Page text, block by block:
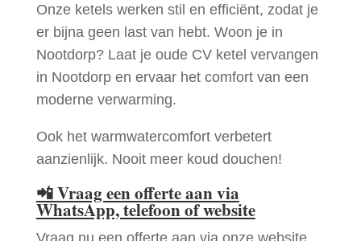
Onze ketels werken stil en efficiënt, zodat je
er bijna geen last van hebt. Woon je in
Nootdorp? Laat je oude CV ketel vervangen
in Nootdorp en ervaar het comfort van een
moderne verwarming.
Ook het warmwatercomfort verbetert
aanzienlijk. Nooit meer koud douchen!
📲Vraag een offerte aan via
WhatsApp, telefoon of website
Vraag nu een offerte aan via onze website.